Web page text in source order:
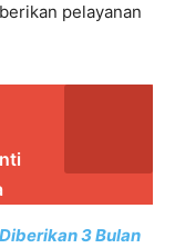
pelayanan
3 Bulan